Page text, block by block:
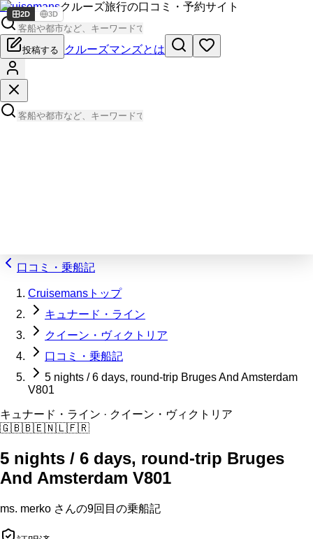
Cruisemansクルーズ旅行の口コミ・予約サイト
投稿する クルーズマンズとは
口コミ・乗船記
Cruisemansトップ
キュナード・ライン
クイーン・ヴィクトリア
口コミ・乗船記
5 nights / 6 days, round-trip Bruges And Amsterdam
V801
キュナード・ライン · クイーン・ヴィクトリア
🇬🇧🇧🇪🇳🇱🇫🇷
5 nights / 6 days, round-trip Bruges
And Amsterdam V801
ms. merko さんの9回目の乗船記
2D 3D